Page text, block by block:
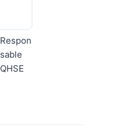
Respon
sable
QHSE